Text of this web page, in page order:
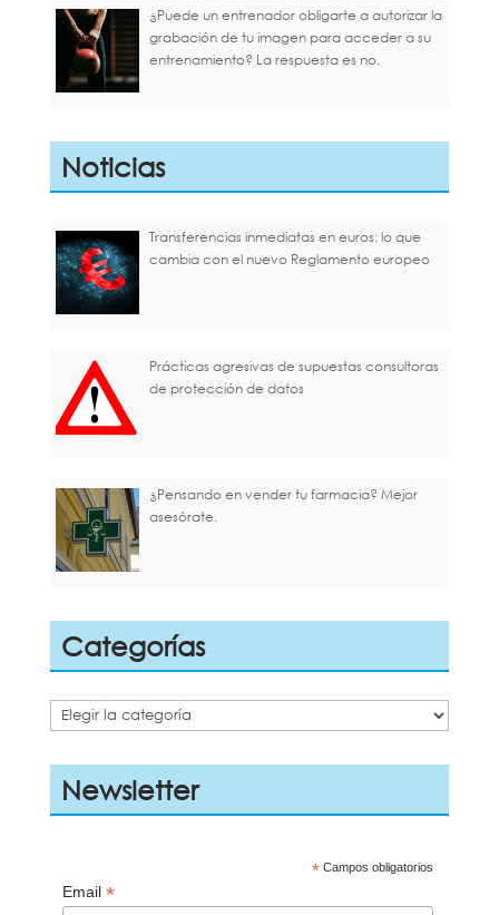
¿Puede un entrenador obligarte a autorizar la
grabación de tu imagen para acceder a su
entrenamiento? La respuesta es no.
Noticias
Transferencias inmediatas en euros: lo que
cambia con el nuevo Reglamento europeo
Prácticas agresivas de supuestas consultoras
de protección de datos
¿Pensando en vender tu farmacia? Mejor
asesórate.
Categorías
Categorías
Newsletter
* Campos obligatorios
Email *